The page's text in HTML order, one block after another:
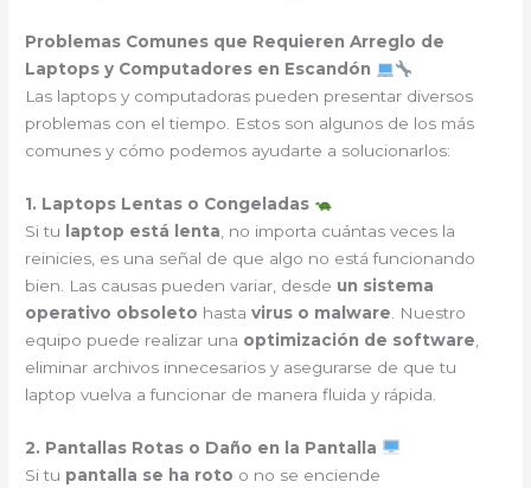
Problemas Comunes que Requieren Arreglo de
Laptops y Computadores en Escandón
Las laptops y computadoras pueden presentar diversos
problemas con el tiempo. Estos son algunos de los más
comunes y cómo podemos ayudarte a solucionarlos:
1. Laptops Lentas o Congeladas
Si tu
laptop está lenta , no importa cuántas veces la
reinicies, es una señal de que algo no está funcionando
bien. Las causas pueden variar, desde un sistema
operativo obsoleto hastavirus o malware . Nuestro
equipo puede realizar una optimización de software
eliminar archivos innecesarios y asegurarse de que tu
laptop vuelva a funcionar de manera fluida y rápida.
2. Pantallas Rotas o Daño en la Pantalla
Si tu pantalla se ha roto o no se enciende